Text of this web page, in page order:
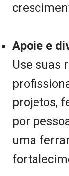
Apoie e
Use suas
projetos,
por
uma